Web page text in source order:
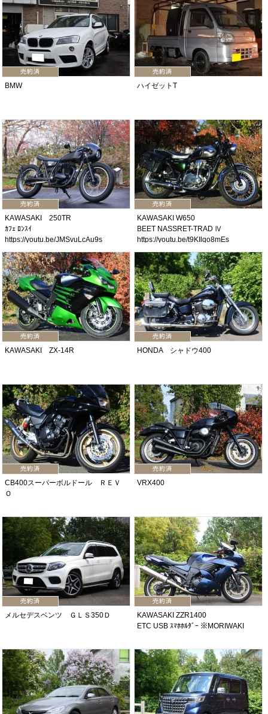
BMW ハイゼットT
KAWASAKI 250TR
ｶﾌｪ ﾛﾝｽｲ
https://youtu.be/JMSvuLcAu9s
KAWASAKI W650
BEET NASSRET-TRAD Ⅳ
https://youtu.be/t9KIlqo8mEs
KAWASAKI ZX-14R HONDA シャドウ400
CB400スーパーボルドール ＲＥＶ
Ｏ
VRX400
メルセデスベンツ ＧＬＳ350Ｄ
KAWASAKI ZZR1400
ETC USB ｽﾏﾎﾎﾙﾀﾞｰ ※MORIWAKI